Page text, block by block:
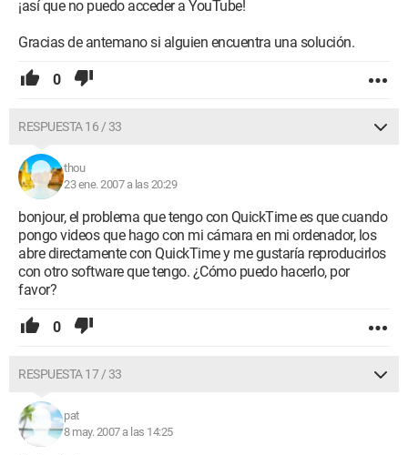
¡así que no puedo acceder a YouTube!
Gracias de antemano si alguien encuentra una solución.
0
RESPUESTA 16 / 33
thou
23 ene. 2007 a las 20:29
bonjour, el problema que tengo con QuickTime es que cuando
pongo videos que hago con mi cámara en mi ordenador, los
abre directamente con QuickTime y me gustaría reproducirlos
con otro software que tengo. ¿Cómo puedo hacerlo, por
favor?
0
RESPUESTA 17 / 33
pat
8 may. 2007 a las 14:25